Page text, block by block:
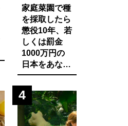
家庭菜園で種
を採取したら
懲役10年、若
しくは罰金
1000万円の
日本をあなた
は想像できま
すか？今まで
登録品種のみ
禁止されてい
た種採りや脇
4